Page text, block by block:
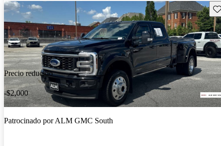
Precio reducido
-$2,000
Patrocinado porALM GMC South